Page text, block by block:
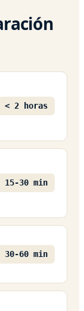
< 2 horas
15-30 min
30-60 min